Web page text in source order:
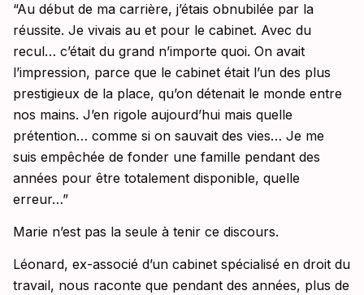
“Au début de ma carrière, j’étais obnubilée par la
réussite. Je vivais au et pour le cabinet. Avec du
recul… c’était du grand n’importe quoi. On avait
l’impression, parce que le cabinet était l’un des plus
prestigieux de la place, qu’on détenait le monde entre
nos mains. J’en rigole aujourd’hui mais quelle
prétention… comme si on sauvait des vies… Je me
suis empêchée de fonder une famille pendant des
années pour être totalement disponible, quelle
erreur…”
Marie n’est pas la seule à tenir ce discours.
Léonard, ex-associé d’un cabinet spécialisé en droit du
travail, nous raconte que pendant des années, plus de